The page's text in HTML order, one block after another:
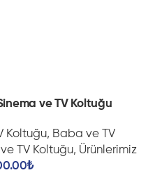
ve TV Koltuğu
Koltuğu, Baba ve TV
TV Koltuğu, Ürünlerimiz
₺